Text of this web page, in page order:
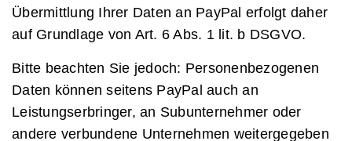
Übermittlung Ihrer Daten an PayPal erfolgt daher
auf Grundlage von Art. 6 Abs. 1 lit. b DSGVO.
Bitte beachten Sie jedoch: Personenbezogenen
Daten können seitens PayPal auch an
Leistungserbringer, an Subunternehmer oder
andere verbundene Unternehmen weitergegeben